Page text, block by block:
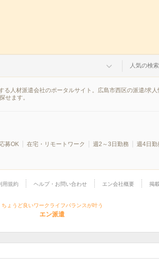
人気の検
人材派遣会社のポータルサイト。広島市西区の派遣/求
せます。
募OK 在宅・リモートワーク 週2～3日勤務 週4日勤
用規約 ヘルプ・お問い合わせ エン会社概要 掲
ちょうど良いワークライフバランスが叶う
エン派遣